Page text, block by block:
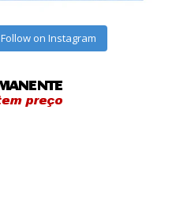
Follow on Instagram